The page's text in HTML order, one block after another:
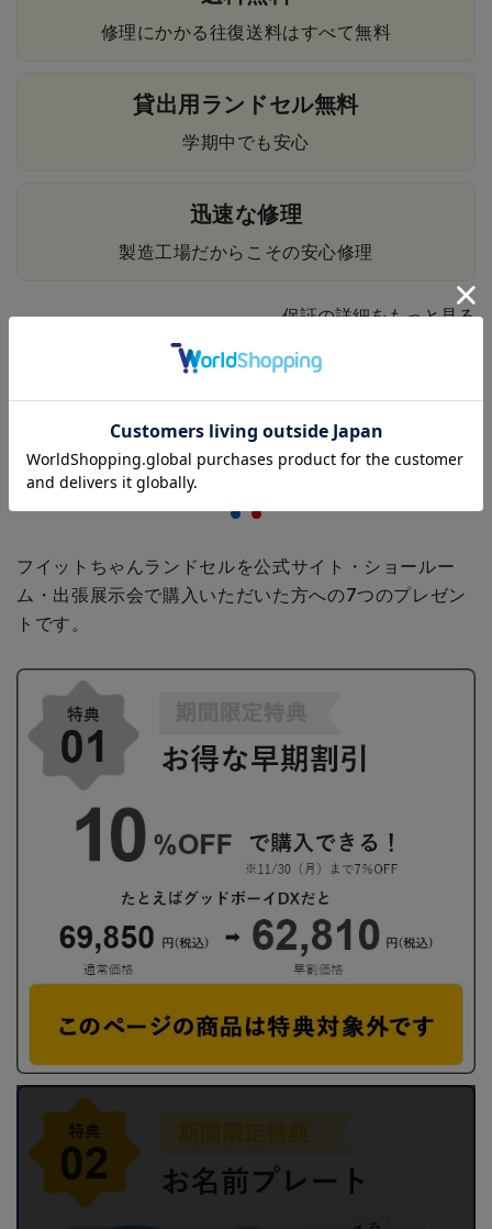
修理にかかる往復送料はすべて無料
貸出用ランドセル無料
学期中でも安心
迅速な修理
製造工場だからこその安心修理
保証の詳細をもっと見る
7つのご購入特典
フイットちゃんランドセルを公式サイト・ショールー
ム・出張展示会で購入いただいた方への7つのプレゼン
トです。